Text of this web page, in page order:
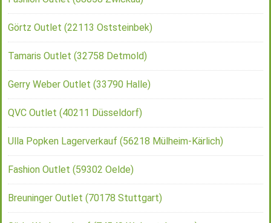
Görtz Outlet (22113 Oststeinbek)
Tamaris Outlet (32758 Detmold)
Gerry Weber Outlet (33790 Halle)
QVC Outlet (40211 Düsseldorf)
Ulla Popken Lagerverkauf (56218 Mülheim-Kärlich)
Fashion Outlet (59302 Oelde)
Breuninger Outlet (70178 Stuttgart)